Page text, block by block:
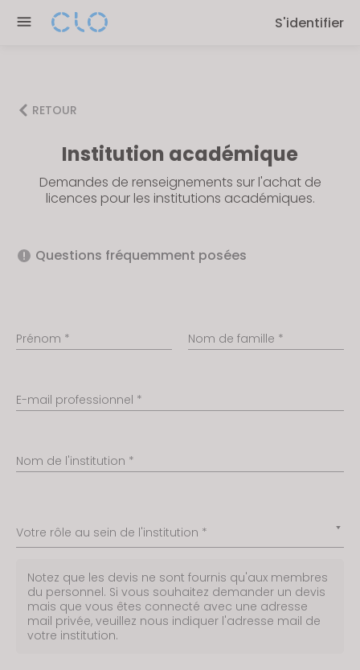
note:
S'identifier
RETOUR
Institution académique
Demandes de renseignements sur l'achat de
licences pour les institutions académiques.
Questions fréquemment posées
Prénom * Nom de famille *
E-mail professionnel *
Nom de l'institution *
Votre rôle au sein de l'institution *
Notez que les devis ne sont fournis qu'aux membres
du personnel. Si vous souhaitez demander un devis
mais que vous êtes connecté avec une adresse
mail privée, veuillez nous indiquer l'adresse mail de
votre institution.